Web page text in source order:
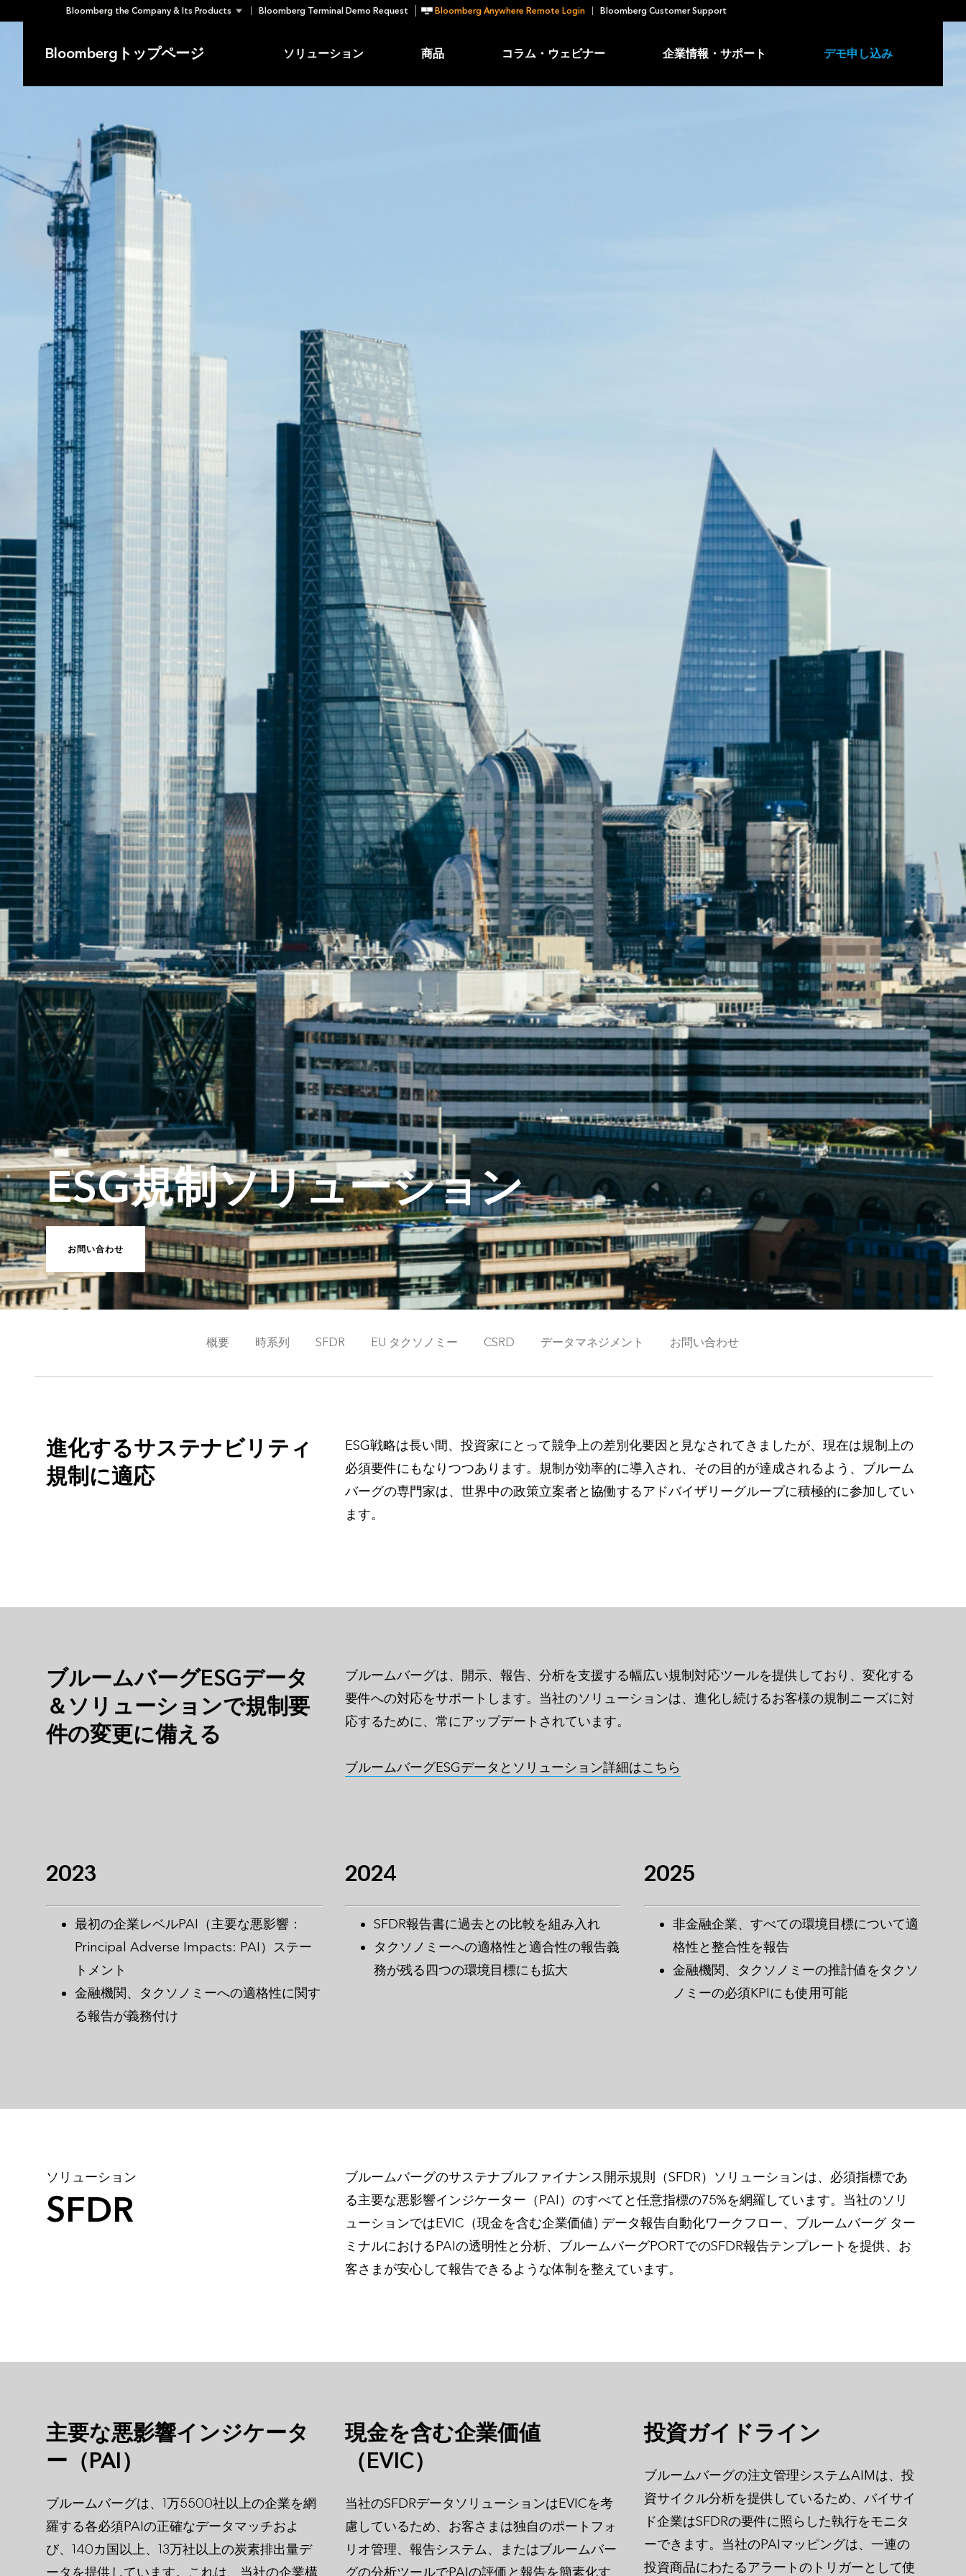
Bloomberg the Company & Its Products Bloomberg Terminal Demo Request Bloomberg Anywhere Remote Login Bloomberg Customer Support
Bloombergトップページ ソリューション 商品 コラム・ウェビナー 企業情報・サポート デモ申し込み
ESG規制ソリューション
お問い合わせ
概要 時系列 SFDR EU タクソノミー CSRD データマネジメント お問い合わせ
進化するサステナビリティ
規制に適応
ESG戦略は長い間、投資家にとって競争上の差別化要因と見なされてきましたが、現在は規制上の
必須要件にもなりつつあります。規制が効率的に導入され、その目的が達成されるよう、ブルーム
バーグの専門家は、世界中の政策立案者と協働するアドバイザリーグループに積極的に参加してい
ます。
ブルームバーグESGデータ
＆ソリューションで規制要
件の変更に備える
ブルームバーグは、開示、報告、分析を支援する幅広い規制対応ツールを提供しており、変化する
要件への対応をサポートします。当社のソリューションは、進化し続けるお客様の規制ニーズに対
応するために、常にアップデートされています。
ブルームバーグESGデータとソリューション詳細はこちら
2023
最初の企業レベルPAI（主要な悪影響：
Principal Adverse Impacts: PAI）ステー
トメント
金融機関、タクソノミーへの適格性に関す
る報告が義務付け
2024
SFDR報告書に過去との比較を組み入れ
タクソノミーへの適格性と適合性の報告義
務が残る四つの環境目標にも拡大
2025
非金融企業、すべての環境目標について適
格性と整合性を報告
金融機関、タクソノミーの推計値をタクソ
ノミーの必須KPIにも使用可能
ソリューション
SFDR
ブルームバーグのサステナブルファイナンス開示規則（SFDR）ソリューションは、必須指標であ
る主要な悪影響インジケーター（PAI）のすべてと任意指標の75%を網羅しています。当社のソリ
ューションではEVIC（現金を含む企業価値) データ報告自動化ワークフロー、ブルームバーグ ター
ミナルにおけるPAIの透明性と分析、ブルームバーグPORTでのSFDR報告テンプレートを提供、お
客さまが安心して報告できるような体制を整えています。
主要な悪影響インジケータ
ー（PAI）
ブルームバーグは、1万5500社以上の企業を網
羅する各必須PAIの正確なデータマッチおよ
び、140カ国以上、13万社以上の炭素排出量デ
現金を含む企業価値
（EVIC）
当社のSFDRデータソリューションはEVICを考
慮しているため、お客さまは独自のポートフォ
リオ管理、報告システム、またはブルームバー
投資ガイドライン
ブルームバーグの注文管理システムAIMは、投
資サイクル分析を提供しているため、バイサイ
ド企業はSFDRの要件に照らした執行をモニタ
ーできます。当社のPAIマッピングは、一連の
投資商品にわたるアラートのトリガーとして使